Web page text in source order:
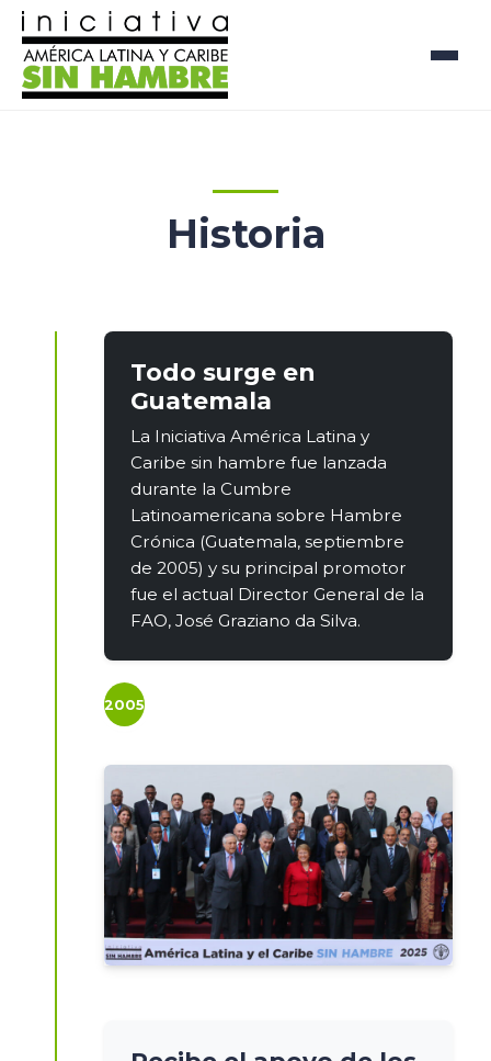
Historia
Todo surge en
Guatemala
La Iniciativa América Latina y
Caribe sin hambre fue lanzada
durante la Cumbre
Latinoamericana sobre Hambre
Crónica (Guatemala, septiembre
de 2005) y su principal promotor
fue el actual Director General de la
FAO, José Graziano da Silva.
2005